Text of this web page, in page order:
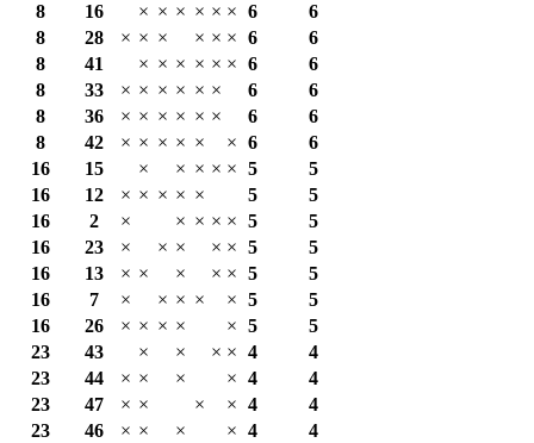
8
16 × × × × × × 6
6
8
28 × × × × × × 6
6
8
41 × × × × × × 6
6
8
33 × × × × × × 6
6
8
36 × × × × × × 6
6
8
42 × × × × × × 6
6
16
15 × × × × × 5
5
16
12 × × × × × 5
5
16
2 × × × × × 5
5
16
23 × × × × × 5
5
16
13 × × × × × 5
5
16
7 × × × × × 5
5
16
26 × × × × × 5
5
23
43 × × × × 4
4
23
44 × × × × 4
4
23
47 × × × × 4
4
23
46 × × × × 4
4